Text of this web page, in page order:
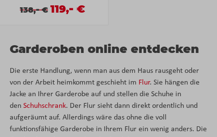
Verkaufspreis:
Regulärer Preis:
138,-€ Verkaufspreis:
119,- €
Garderoben online entdecken
Die erste Handlung, wenn man aus dem Haus rausgeht oder
von der Arbeit heimkommt geschieht im Flur. Sie hängen die
Jacke an Ihrer Garderobe auf und stellen die Schuhe in
den Schuhschrank. Der Flur sieht dann direkt ordentlich und
aufgeräumt auf. Allerdings wäre das ohne die voll
funktionsfähige Garderobe in Ihrem Flur ein wenig anders. Die